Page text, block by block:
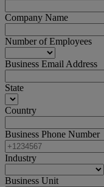
Company Name
Number of Employees
Business Email Address
State
Country
Business Phone Number
Industry
Business Unit